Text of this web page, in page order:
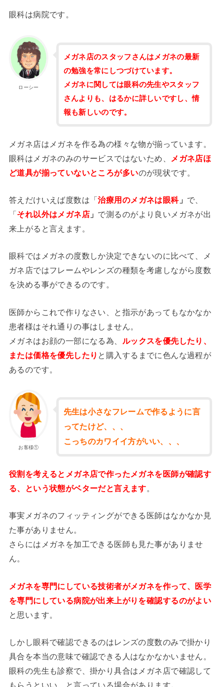
眼科は病院です。
ローシー
メガネ店のスタッフさんはメガネの最新
の勉強を常にしつづけています。
メガネに関しては眼科の先生やスタッフ
さんよりも、はるかに詳しいですし、情
報も新しいのです。
メガネ店はメガネを作る為の様々な物が揃っています。
眼科はメガネのみのサービスではないため、
メガネ店ほ
ど道具が揃っていないところが多いのが現状です。
答えだけいえば度数は「治療用のメガネは眼科」 で、
「それ以外はメガネ店 」 で測るのがより良いメガネが出
来上がると言えます。
眼科ではメガネの度数しか決定できないのに比べて、メ
ガネ店ではフレームやレンズの種類を考慮しながら度数
を決める事ができるのです。
医師からこれで作りなさい、と指示があってもなかなか
患者様はそれ通りの事はしません。
メガネはお顔の一部になる為、 ルックスを優先したり、
または価格を優先したり と購入するまでに色んな過程が
あるのです。
お客様①
先生は小さなフレームで作るように言
ってたけど、、、
こっちのカワイイ方がいい、、、
役割を考えるとメガネ店で作ったメガネを医師が確認す
る、という状態がベターだと言えます。
事実メガネのフィッティングができる医師はなかなか見
た事がありません。
さらにはメガネを加工できる医師も見た事がありませ
ん。
メガネを専門にしている技術者がメガネを作って、医学
を専門にしている病院が出来上がりを確認するのがよい
と思います。
しかし眼科で確認できるのはレンズの度数のみで掛かり
具合を本当の意味で確認できる人はなかなかいません。
眼科の先生も診察で、掛かり具合はメガネ店で確認して
もらうといい、と言っている場合があります。